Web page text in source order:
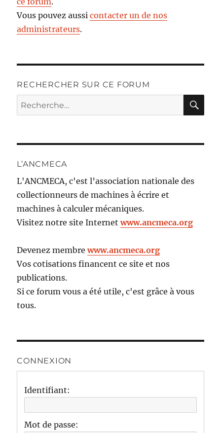
Vous pouvez aussicontacter un de nos
administrateurs.
RECHERCHER SUR CE FORUM
Recherche
pour :
L’ANCMECA
L'ANCMECA, c'est l’association nationale des
collectionneurs de machines à écrire et
machines à calculer mécaniques.
Visitez notre site Internetwww.ancmeca.org
Devenez membrewww.ancmeca.org
Vos cotisations financent ce site et nos
publications.
Si ce forum vous a été utile, c'est grâce à vous
tous.
CONNEXION
Identifiant:
Mot de passe: